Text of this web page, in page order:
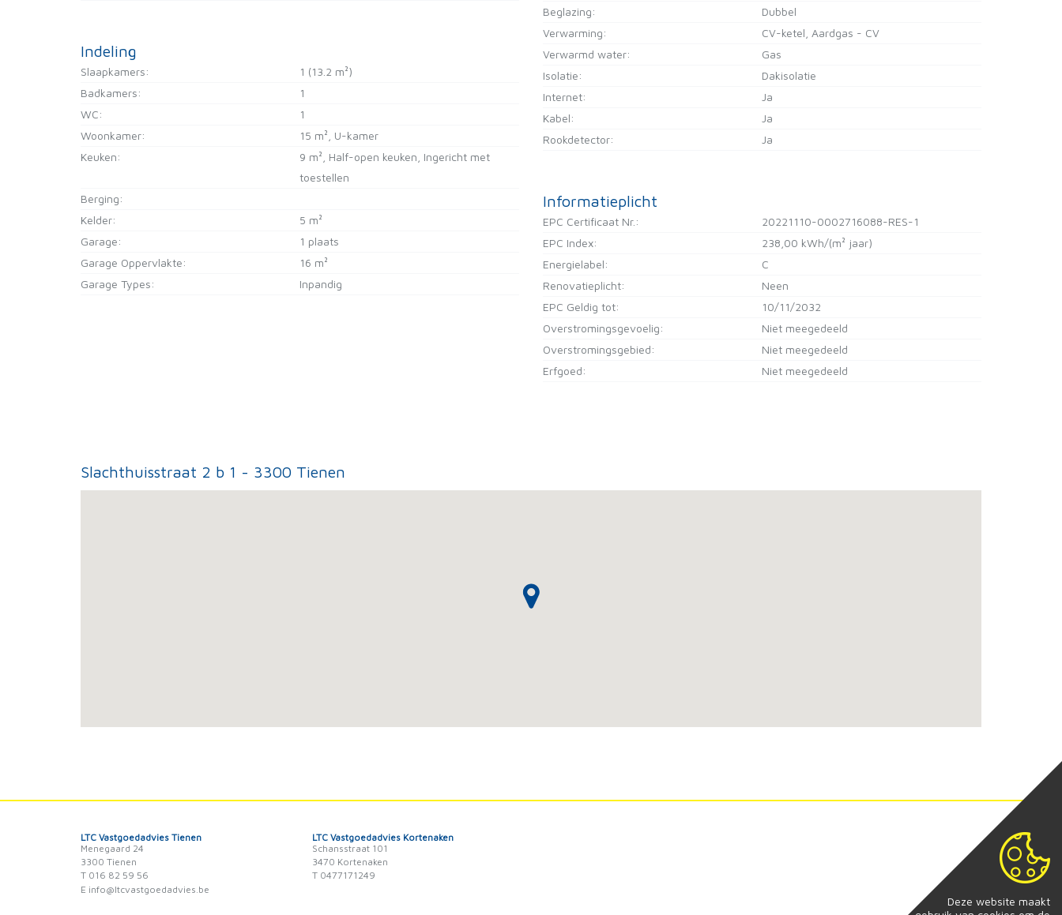
Indeling
Slaapkamers: 1 (13.2 m²)
Badkamers:
1
WC:
1
Woonkamer:
15 m² , U-kamer
Keuken:
9 m² , Half-open keuken, Ingericht met
toestellen
Berging:
Kelder:
5 m²
Garage:
1 plaats
Garage Oppervlakte:
16 m²
Garage Types:
Inpandig
Beglazing:
Dubbel
Verwarming:
CV-ketel, Aardgas - CV
Verwarmd water:
Gas
Isolatie:
Dakisolatie
Internet:
Ja
Kabel:
Ja
Rookdetector:
Ja
Informatieplicht
EPC Certificaat Nr.:
20221110-0002716088-RES-1
EPC Index:
238,00 kWh/(m² jaar)
Energielabel:
C
Renovatieplicht:
Neen
EPC Geldig tot:
10/11/2032
Overstromingsgevoelig:
Niet meegedeeld
Overstromingsgebied:
Niet meegedeeld
Erfgoed:
Niet meegedeeld
Slachthuisstraat 2 b 1 - 3300 Tienen
LTC Vastgoedadvies Tienen
Menegaard 24
3300 Tienen
T 016 82 59 56
E info@ltcvastgoedadvies.be
LTC Vastgoedadvies Kortenaken
Schansstraat 101
3470 Kortenaken
T 0477171249
Deze website maakt